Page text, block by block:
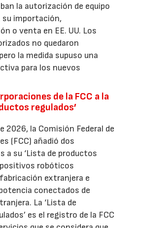
la autorización de equipo
su importación,
o venta en EE. UU. Los
no quedaron
la medida supuso una
para los nuevos
de la FCC a la
regulados’
2026, la Comisión Federal de
(FCC) añadió dos
a su ‘Lista de productos
robóticos
extranjera e
conectados de
La ‘Lista de
es el registro de la FCC